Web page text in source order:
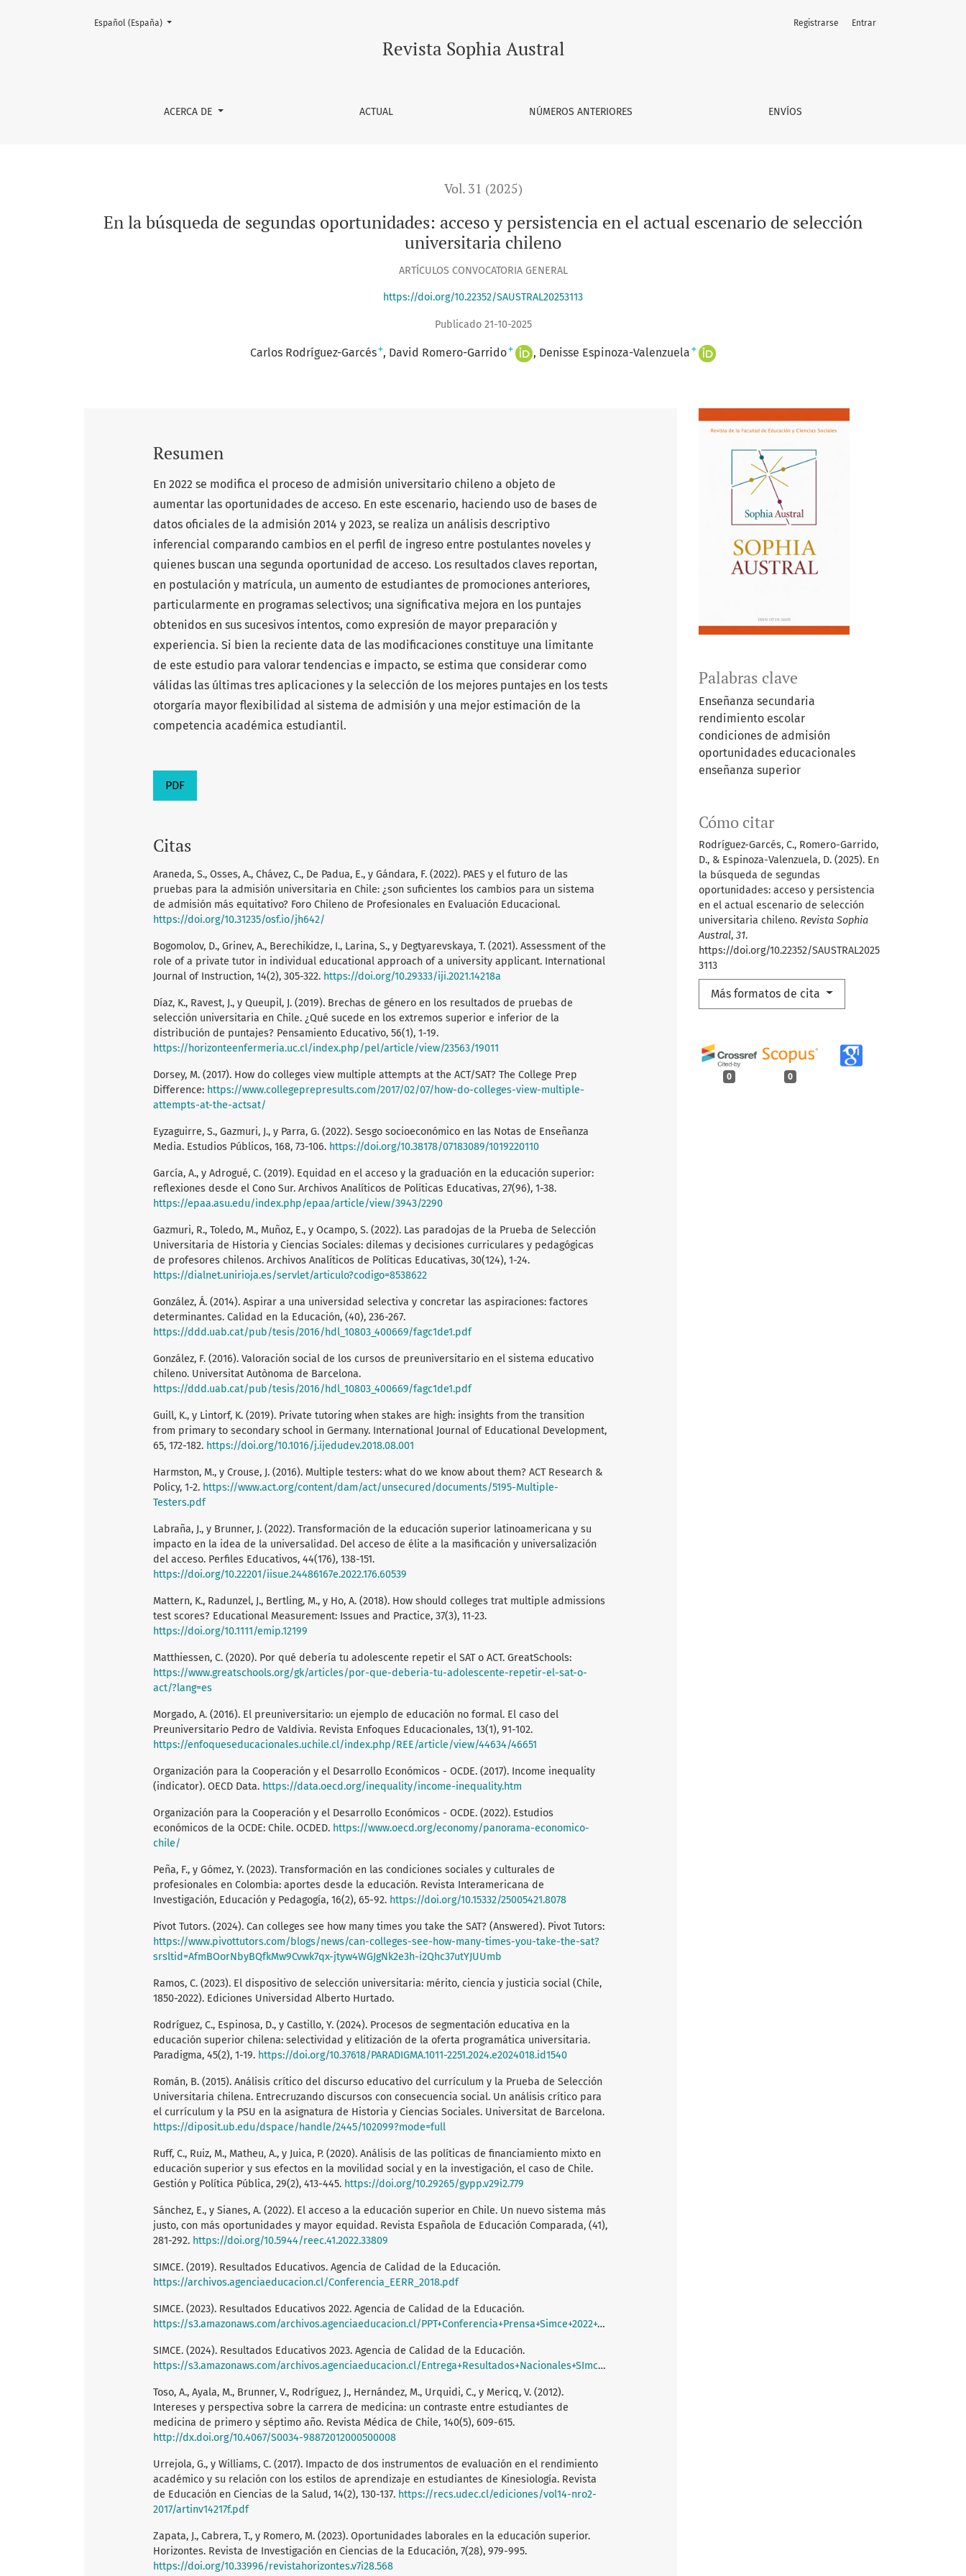
En la búsqueda de segundas oportunidades: acceso y persistencia en el actual escenario de selección universitaria chileno
Revista Sophia Austral
ACERCA DE ACTUAL NÚMEROS ANTERIORES ENVÍOS
Registrarse Entrar
Cambiar el idioma. El actual es:
Español (España)
Vol. 31 (2025)
En la búsqueda de segundas oportunidades: acceso y persistencia en el actual escenario de selección
universitaria chileno
ARTÍCULOS CONVOCATORIA GENERAL
https://doi.org/10.22352/SAUSTRAL20253113
Publicado 21-10-2025
Carlos Rodríguez-Garcés+ David Romero-Garrido+ Denisse Espinoza-Valenzuela +
Palabras clave
Enseñanza secundaria
rendimiento escolar
condiciones de admisión
oportunidades educacionales
enseñanza superior
Cómo citar
Rodríguez-Garcés, C., Romero-Garrido,
D., & Espinoza-Valenzuela, D. (2025). En
la búsqueda de segundas
oportunidades: acceso y persistencia
en el actual escenario de selección
universitaria chileno. Revista Sophia
Austral, 31.
https://doi.org/10.22352/SAUSTRAL2025
3113
Más formatos de cita
0 0
Resumen
En 2022 se modifica el proceso de admisión universitario chileno a objeto de
aumentar las oportunidades de acceso. En este escenario, haciendo uso de bases de
datos oficiales de la admisión 2014 y 2023, se realiza un análisis descriptivo
inferencial comparando cambios en el perfil de ingreso entre postulantes noveles y
quienes buscan una segunda oportunidad de acceso. Los resultados claves reportan,
en postulación y matrícula, un aumento de estudiantes de promociones anteriores,
particularmente en programas selectivos; una significativa mejora en los puntajes
obtenidos en sus sucesivos intentos, como expresión de mayor preparación y
experiencia. Si bien la reciente data de las modificaciones constituye una limitante
de este estudio para valorar tendencias e impacto, se estima que considerar como
válidas las últimas tres aplicaciones y la selección de los mejores puntajes en los tests
otorgaría mayor flexibilidad al sistema de admisión y una mejor estimación de la
competencia académica estudiantil.
PDF
Citas
Araneda, S., Osses, A., Chávez, C., De Padua, E., y Gándara, F. (2022). PAES y el futuro de las
pruebas para la admisión universitaria en Chile: ¿son suficientes los cambios para un sistema
de admisión más equitativo? Foro Chileno de Profesionales en Evaluación Educacional.
https://doi.org/10.31235/osf.io/jh642/
Bogomolov, D., Grinev, A., Berechikidze, I., Larina, S., y Degtyarevskaya, T. (2021). Assessment of the
role of a private tutor in individual educational approach of a university applicant. International
Journal of Instruction, 14(2), 305-322. https://doi.org/10.29333/iji.2021.14218a
Díaz, K., Ravest, J., y Queupil, J. (2019). Brechas de género en los resultados de pruebas de
selección universitaria en Chile. ¿Qué sucede en los extremos superior e inferior de la
distribución de puntajes? Pensamiento Educativo, 56(1), 1-19.
https://horizonteenfermeria.uc.cl/index.php/pel/article/view/23563/19011
Dorsey, M. (2017). How do colleges view multiple attempts at the ACT/SAT? The College Prep
Difference: https://www.collegeprepresults.com/2017/02/07/how-do-colleges-view-multiple-
attempts-at-the-actsat/
Eyzaguirre, S., Gazmuri, J., y Parra, G. (2022). Sesgo socioeconómico en las Notas de Enseñanza
Media. Estudios Públicos, 168, 73-106. https://doi.org/10.38178/07183089/1019220110
García, A., y Adrogué, C. (2019). Equidad en el acceso y la graduación en la educación superior:
reflexiones desde el Cono Sur. Archivos Analíticos de Políticas Educativas, 27(96), 1-38.
https://epaa.asu.edu/index.php/epaa/article/view/3943/2290
Gazmuri, R., Toledo, M., Muñoz, E., y Ocampo, S. (2022). Las paradojas de la Prueba de Selección
Universitaria de Historia y Ciencias Sociales: dilemas y decisiones curriculares y pedagógicas
de profesores chilenos. Archivos Analíticos de Políticas Educativas, 30(124), 1-24.
https://dialnet.unirioja.es/servlet/articulo?codigo=8538622
González, Á. (2014). Aspirar a una universidad selectiva y concretar las aspiraciones: factores
determinantes. Calidad en la Educación, (40), 236-267.
https://ddd.uab.cat/pub/tesis/2016/hdl_10803_400669/fagc1de1.pdf
González, F. (2016). Valoración social de los cursos de preuniversitario en el sistema educativo
chileno. Universitat Autònoma de Barcelona.
https://ddd.uab.cat/pub/tesis/2016/hdl_10803_400669/fagc1de1.pdf
Guill, K., y Lintorf, K. (2019). Private tutoring when stakes are high: insights from the transition
from primary to secondary school in Germany. International Journal of Educational Development,
65, 172-182. https://doi.org/10.1016/j.ijedudev.2018.08.001
Harmston, M., y Crouse, J. (2016). Multiple testers: what do we know about them? ACT Research &
Policy, 1-2. https://www.act.org/content/dam/act/unsecured/documents/5195-Multiple-
Testers.pdf
Labraña, J., y Brunner, J. (2022). Transformación de la educación superior latinoamericana y su
impacto en la idea de la universalidad. Del acceso de élite a la masificación y universalización
del acceso. Perfiles Educativos, 44(176), 138-151.
https://doi.org/10.22201/iisue.24486167e.2022.176.60539
Mattern, K., Radunzel, J., Bertling, M., y Ho, A. (2018). How should colleges trat multiple admissions
test scores? Educational Measurement: Issues and Practice, 37(3), 11-23.
https://doi.org/10.1111/emip.12199
Matthiessen, C. (2020). Por qué debería tu adolescente repetir el SAT o ACT. GreatSchools:
https://www.greatschools.org/gk/articles/por-que-deberia-tu-adolescente-repetir-el-sat-o-
act/?lang=es
Morgado, A. (2016). El preuniversitario: un ejemplo de educación no formal. El caso del
Preuniversitario Pedro de Valdivia. Revista Enfoques Educacionales, 13(1), 91-102.
https://enfoqueseducacionales.uchile.cl/index.php/REE/article/view/44634/46651
Organización para la Cooperación y el Desarrollo Económicos - OCDE. (2017). Income inequality
(indicator). OECD Data. https://data.oecd.org/inequality/income-inequality.htm
Organización para la Cooperación y el Desarrollo Económicos - OCDE. (2022). Estudios
económicos de la OCDE: Chile. OCDED. https://www.oecd.org/economy/panorama-economico-
chile/
Peña, F., y Gómez, Y. (2023). Transformación en las condiciones sociales y culturales de
profesionales en Colombia: aportes desde la educación. Revista Interamericana de
Investigación, Educación y Pedagogía, 16(2), 65-92. https://doi.org/10.15332/25005421.8078
Pivot Tutors. (2024). Can colleges see how many times you take the SAT? (Answered). Pivot Tutors:
https://www.pivottutors.com/blogs/news/can-colleges-see-how-many-times-you-take-the-sat?
srsltid=AfmBOorNbyBQfkMw9Cvwk7qx-jtyw4WGJgNk2e3h-i2Qhc37utYJUUmb
Ramos, C. (2023). El dispositivo de selección universitaria: mérito, ciencia y justicia social (Chile,
1850-2022). Ediciones Universidad Alberto Hurtado.
Rodríguez, C., Espinosa, D., y Castillo, Y. (2024). Procesos de segmentación educativa en la
educación superior chilena: selectividad y elitización de la oferta programática universitaria.
Paradigma, 45(2), 1-19. https://doi.org/10.37618/PARADIGMA.1011-2251.2024.e2024018.id1540
Román, B. (2015). Análisis crítico del discurso educativo del currículum y la Prueba de Selección
Universitaria chilena. Entrecruzando discursos con consecuencia social. Un análisis crítico para
el currículum y la PSU en la asignatura de Historia y Ciencias Sociales. Universitat de Barcelona.
https://diposit.ub.edu/dspace/handle/2445/102099?mode=full
Ruff, C., Ruiz, M., Matheu, A., y Juica, P. (2020). Análisis de las políticas de financiamiento mixto en
educación superior y sus efectos en la movilidad social y en la investigación, el caso de Chile.
Gestión y Política Pública, 29(2), 413-445. https://doi.org/10.29265/gypp.v29i2.779
Sánchez, E., y Sianes, A. (2022). El acceso a la educación superior en Chile. Un nuevo sistema más
justo, con más oportunidades y mayor equidad. Revista Española de Educación Comparada, (41),
281-292. https://doi.org/10.5944/reec.41.2022.33809
SIMCE. (2019). Resultados Educativos. Agencia de Calidad de la Educación.
https://archivos.agenciaeducacion.cl/Conferencia_EERR_2018.pdf
SIMCE. (2023). Resultados Educativos 2022. Agencia de Calidad de la Educación.
https://s3.amazonaws.com/archivos.agenciaeducacion.cl/PPT+Conferencia+Prensa+Simce+2022+14+junio.pdf
SIMCE. (2024). Resultados Educativos 2023. Agencia de Calidad de la Educación.
https://s3.amazonaws.com/archivos.agenciaeducacion.cl/Entrega+Resultados+Nacionales+SImce+2023.pdf
Toso, A., Ayala, M., Brunner, V., Rodríguez, J., Hernández, M., Urquidi, C., y Mericq, V. (2012).
Intereses y perspectiva sobre la carrera de medicina: un contraste entre estudiantes de
medicina de primero y séptimo año. Revista Médica de Chile, 140(5), 609-615.
http://dx.doi.org/10.4067/S0034-98872012000500008
Urrejola, G., y Williams, C. (2017). Impacto de dos instrumentos de evaluación en el rendimiento
académico y su relación con los estilos de aprendizaje en estudiantes de Kinesiología. Revista
de Educación en Ciencias de la Salud, 14(2), 130-137. https://recs.udec.cl/ediciones/vol14-nro2-
2017/artinv14217f.pdf
Zapata, J., Cabrera, T., y Romero, M. (2023). Oportunidades laborales en la educación superior.
Horizontes. Revista de Investigación en Ciencias de la Educación, 7(28), 979-995.
https://doi.org/10.33996/revistahorizontes.v7i28.568